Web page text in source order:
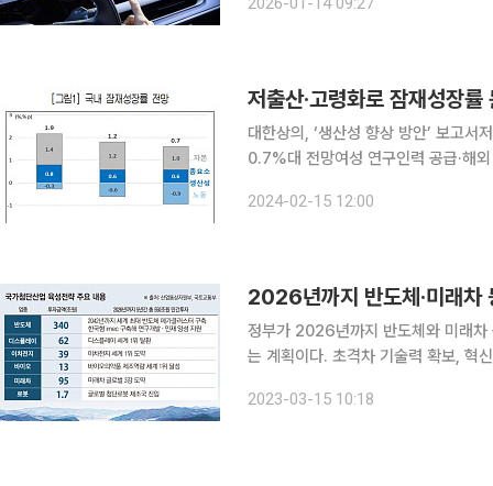
재돼 운전 중에도 조작 부담 없이 AI
저출산·고령화로 잠재성장
대한상의, ‘생산성 향상 방안’ 보고
0.7%대 전망여성 연구인력 공급·해외 전문인력 유입 필요 저
회의소 지속성장이니셔티브(SGI)는
2024-02-15 12:00
2026년까지 반도체·미래
정부가 2026년까지 반도체와 미래
는 계획이다. 초격차 기술력 확보, 혁
이 같은 내용을 담은 '국가첨단산업
2023-03-15 10:18